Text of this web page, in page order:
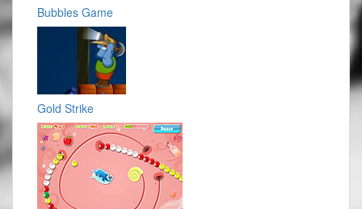
Bubbles Game
Gold Strike